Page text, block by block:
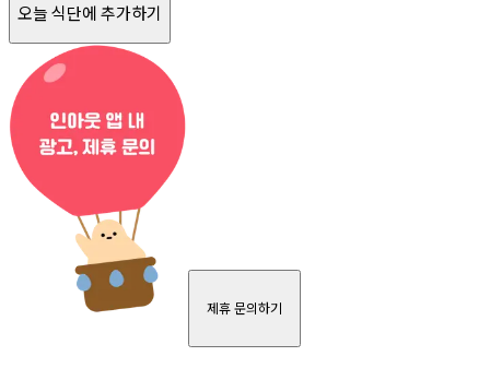
오늘 식단에 추가하기
제휴 문의하기